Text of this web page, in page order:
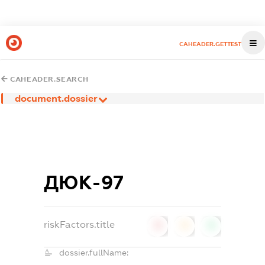
CAHEADER.GETTEST
CAHEADER.SEARCH
document.dossier
ДЮК-97
riskFactors.title
dossier.fullName: